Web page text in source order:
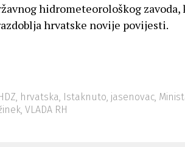
hidrometeorološkog
hrvatske novije povijesti.
hrvatska Istaknuto jasenovac
VLADA RH